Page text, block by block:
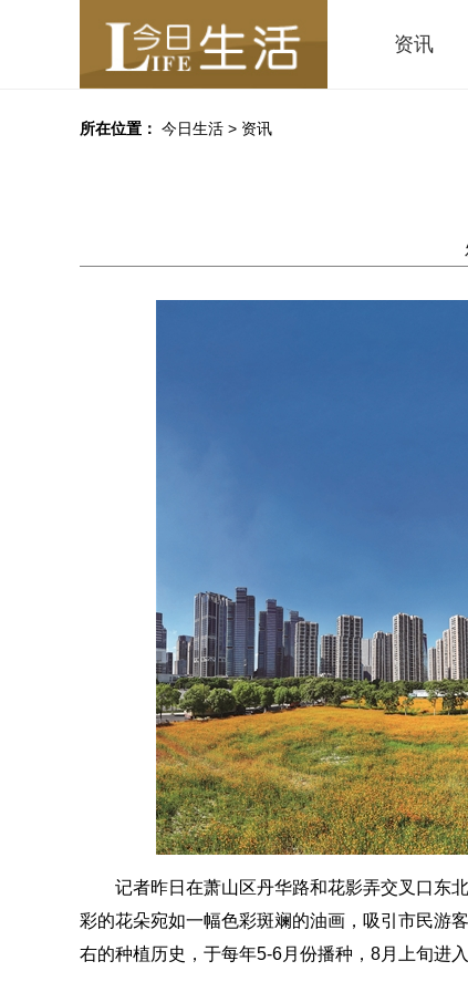
资讯
所在位置： 今日生活 > 资讯
记者昨日在萧山区丹华路和花影弄交叉口东
彩的花朵宛如一幅色彩斑斓的油画，吸引市民游
右的种植历史，于每年5-6月份播种，8月上旬进